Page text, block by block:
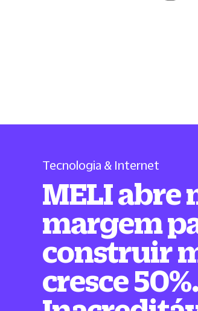
Tecnologia & Internet
MELI abre
margem
construir
cresce 50%.